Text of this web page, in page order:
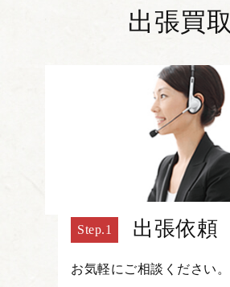
出張買取
出張依頼
お気軽にご相談ください。